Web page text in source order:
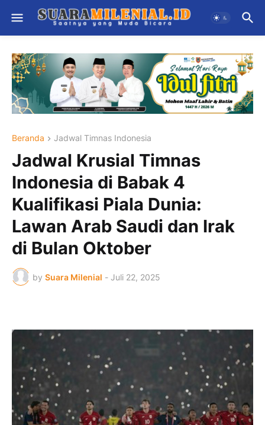
Beranda Jadwal Timnas Indonesia
Jadwal Krusial Timnas
Indonesia di Babak 4
Kualifikasi Piala Dunia:
Lawan Arab Saudi dan Irak
di Bulan Oktober
by Suara Milenial - Juli 22, 2025